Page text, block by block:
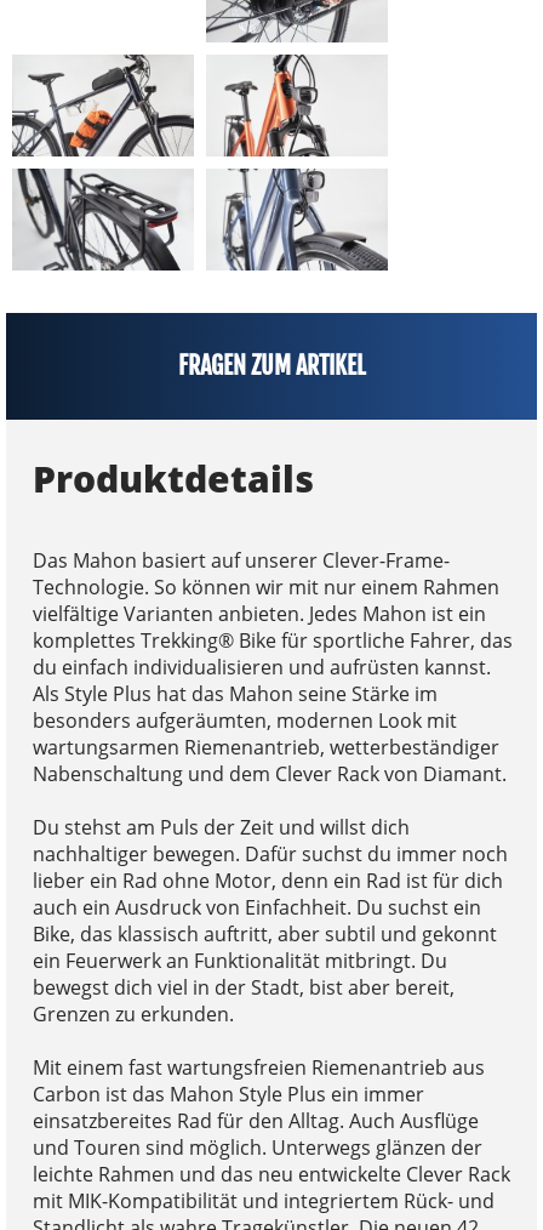
FRAGEN ZUM ARTIKEL
Produktdetails
Das Mahon basiert auf unserer Clever-Frame-
Technologie. So können wir mit nur einem Rahmen
vielfältige Varianten anbieten. Jedes Mahon ist ein
komplettes Trekking® Bike für sportliche Fahrer, das
du einfach individualisieren und aufrüsten kannst.
Als Style Plus hat das Mahon seine Stärke im
besonders aufgeräumten, modernen Look mit
wartungsarmen Riemenantrieb, wetterbeständiger
Nabenschaltung und dem Clever Rack von Diamant.
Du stehst am Puls der Zeit und willst dich
nachhaltiger bewegen. Dafür suchst du immer noch
lieber ein Rad ohne Motor, denn ein Rad ist für dich
auch ein Ausdruck von Einfachheit. Du suchst ein
Bike, das klassisch auftritt, aber subtil und gekonnt
ein Feuerwerk an Funktionalität mitbringt. Du
bewegst dich viel in der Stadt, bist aber bereit,
Grenzen zu erkunden.
Mit einem fast wartungsfreien Riemenantrieb aus
Carbon ist das Mahon Style Plus ein immer
einsatzbereites Rad für den Alltag. Auch Ausflüge
und Touren sind möglich. Unterwegs glänzen der
leichte Rahmen und das neu entwickelte Clever Rack
mit MIK-Kompatibilität und integriertem Rück- und